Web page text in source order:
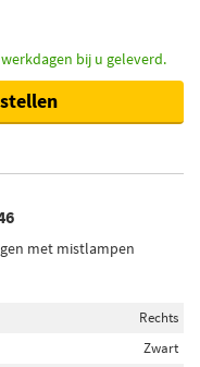
bij u geleverd.
met mistlampen
Rechts
Zwart